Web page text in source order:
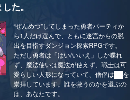
た。
“ぜんめつ”してしまった勇者パーティか
ら1人だけ選んで、ともに迷宮からの脱
出を目指すダンジョン探索RPGです。
ただし勇者は「はい/いいえ」しか喋れ
ず、魔法使いは魔法が使えず、戦士は可
愛らしい人形になっていて、僧侶は██を
崇拝しています。誰を救うのかを選ぶの
は、あなたです。